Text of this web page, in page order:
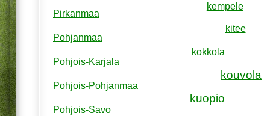
kempele
kitee
kokkola
kouvola
kuopio
Pirkanmaa
Pohjanmaa
Pohjois-Karjala
Pohjois-Pohjanmaa
Pohjois-Savo